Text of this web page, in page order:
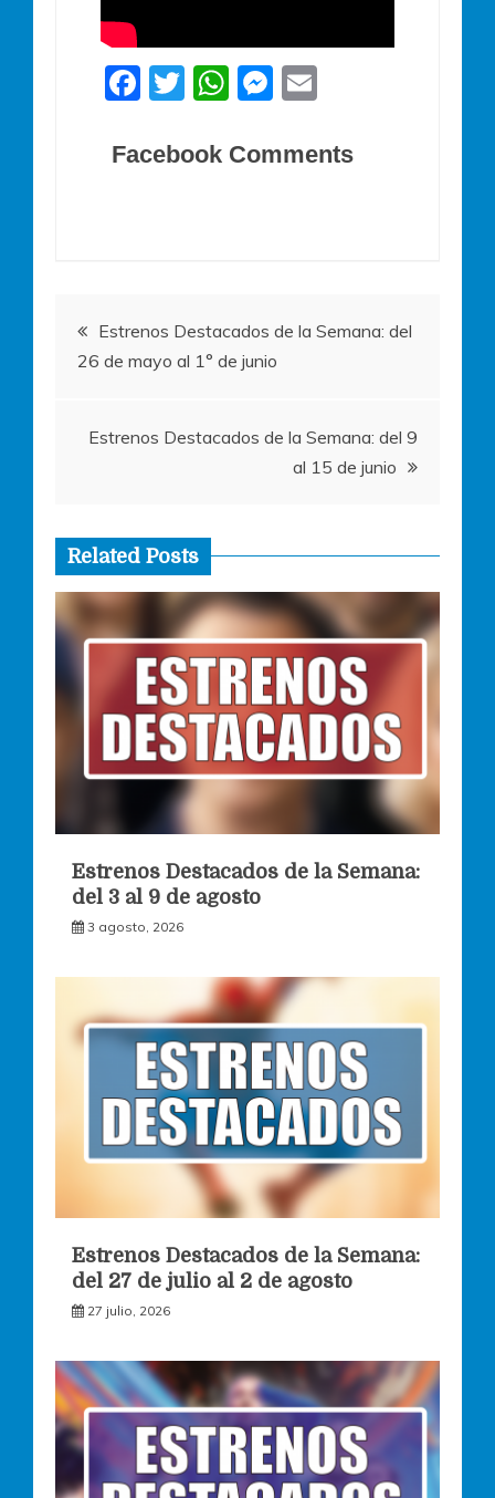
F
c
k
T
itt
W
at
M
ss ai
Facebook Comments
Navegación
entradas
Estrenos Destacados de la Semana: del
26 de mayo al 1° de junio
Estrenos Destacados de la Semana: del 9
al 15 de junio
Related Posts
Estrenos Destacados de la Semana:
del 3 al 9 de agosto
3 agosto, 2026
Estrenos Destacados de la Semana:
del 27 de julio al 2 de agosto
27 julio, 2026